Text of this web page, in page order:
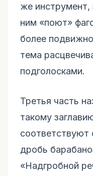
же инструмент,
ним «поют»
более
тема
подголосками.
Третья часть
такому
дробь
«Надгробной